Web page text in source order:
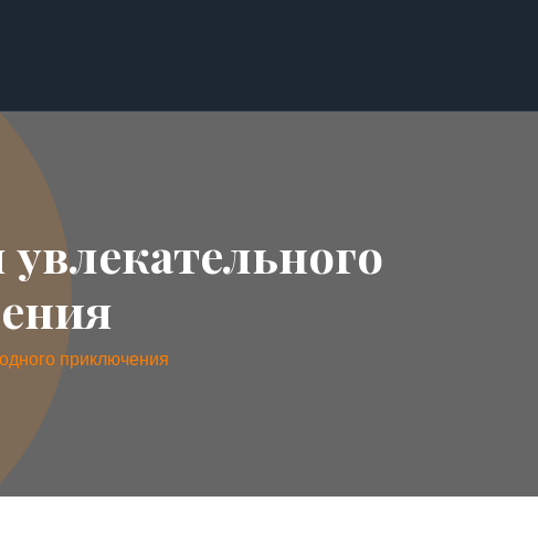
приключения